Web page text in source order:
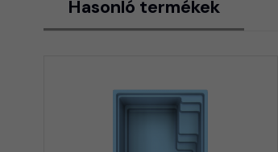
Hasonló termékek